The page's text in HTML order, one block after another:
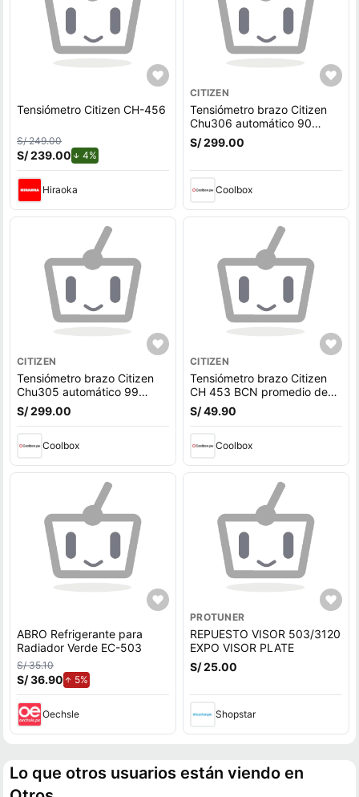
Tensiómetro Citizen CH-456
S/ 249.00
S/ 239.00 4%
Hiraoka
CITIZEN
Tensiómetro brazo Citizen
Chu306 automático 90
memorias
S/ 299.00
Coolbox
CITIZEN
Tensiómetro brazo Citizen
Chu305 automático 99
memorias
S/ 299.00
Coolbox
CITIZEN
Tensiómetro brazo Citizen
CH 453 BCN promedio de
las últimas 3 lecturas, negro
S/ 49.90
Coolbox
ABRO Refrigerante para
Radiador Verde EC-503
S/ 35.10
S/ 36.90 5%
Oechsle
PROTUNER
REPUESTO VISOR 503/3120
EXPO VISOR PLATE
S/ 25.00
Shopstar
Lo que otros usuarios están viendo en